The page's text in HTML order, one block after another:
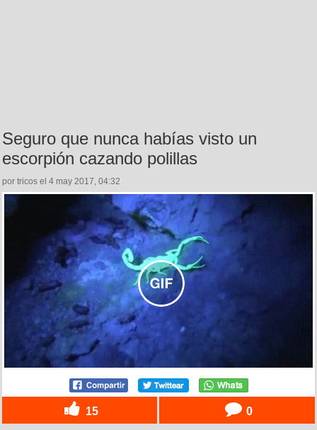
Seguro que nunca habías visto un
escorpión cazando polillas
por tricos el 4 may 2017, 04:32
15 0